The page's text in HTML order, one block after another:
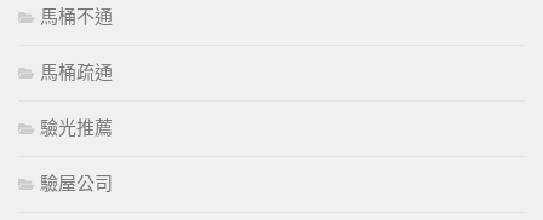
馬桶不通
馬桶疏通
驗光推薦
驗屋公司